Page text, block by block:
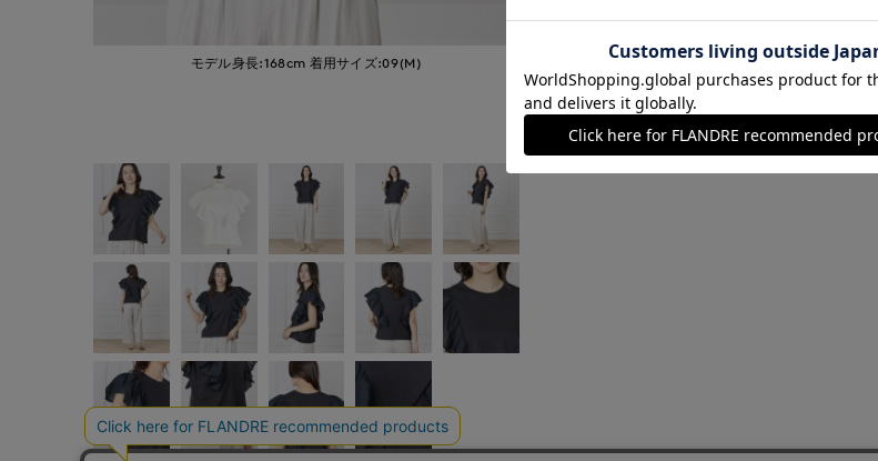
モデル身長:168cm 着用サイズ:09(M)
オフホワイト
￥7,260 (税込)